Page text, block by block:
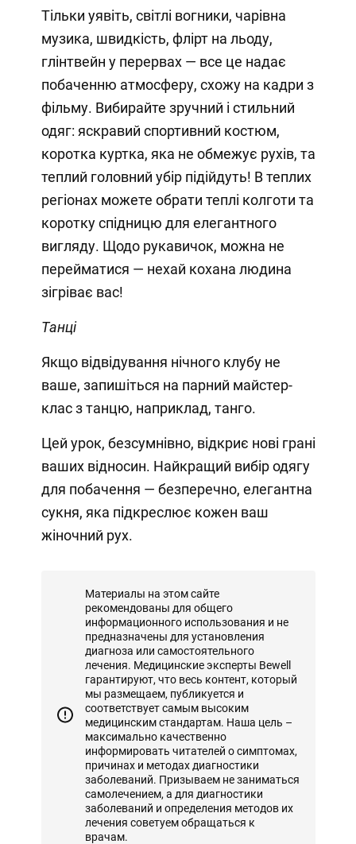
Тільки уявіть, світлі вогники, чарівна
музика, швидкість, флірт на льоду,
глінтвейн у перервах — все це надає
побаченню атмосферу, схожу на кадри з
фільму. Вибирайте зручний і стильний
одяг: яскравий спортивний костюм,
коротка куртка, яка не обмежує рухів, та
теплий головний убір підійдуть! В теплих
регіонах можете обрати теплі колготи та
коротку спідницю для елегантного
вигляду. Щодо рукавичок, можна не
перейматися — нехай кохана людина
зігріває вас!
Танці
Якщо відвідування нічного клубу не
ваше, запишіться на парний майстер-
клас з танцю, наприклад, танго.
Цей урок, безсумнівно, відкриє нові грані
ваших відносин. Найкращий вибір одягу
для побачення — безперечно, елегантна
сукня, яка підкреслює кожен ваш
жіночний рух.
Материалы на этом сайте
рекомендованы для общего
информационного использования и не
предназначены для установления
диагноза или самостоятельного
лечения. Медицинские эксперты Bewell
гарантируют, что весь контент, который
мы размещаем, публикуется и
соответствует самым высоким
медицинским стандартам. Наша цель –
максимально качественно
информировать читателей о симптомах,
причинах и методах диагностики
заболеваний. Призываем не заниматься
самолечением, а для диагностики
заболеваний и определения методов их
лечения советуем обращаться к
врачам.